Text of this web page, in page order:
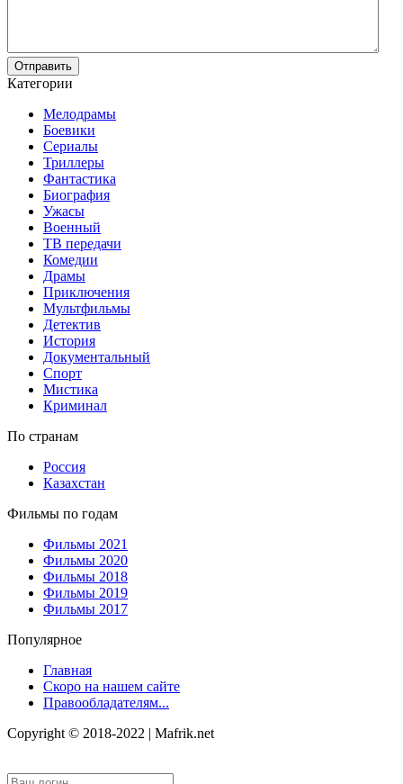
Отправить
Категории
Мелодрамы
Боевики
Сериалы
Триллеры
Фантастика
Биография
Ужасы
Военный
ТВ передачи
Комедии
Драмы
Приключения
Мультфильмы
Детектив
История
Документальный
Спорт
Мистика
Криминал
По странам
Россия
Казахстан
Фильмы по годам
Фильмы 2021
Фильмы 2020
Фильмы 2018
Фильмы 2019
Фильмы 2017
Популярное
Главная
Скоро на нашем сайте
Правообладателям...
Copyright © 2018-2022 | Mafrik.net